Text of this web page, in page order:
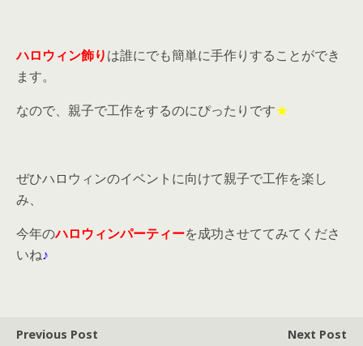
ハロウィン飾りは誰にでも簡単に手作りすることができ
ます。
なので、親子で工作をするのにぴったりです★
ぜひハロウィンのイベントに向けて親子で工作を楽し
み、
今年のハロウィンパーティーを成功させててみてくださ
いね♪
Previous Post
Next Post